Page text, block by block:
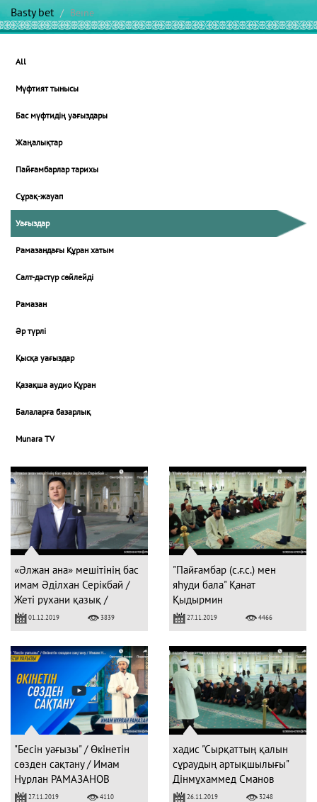
Basty bet Beıne
All
Мүфтият тынысы
Бас мүфтидің уағыздары
Жаңалықтар
Пайғамбарлар тарихы
Сұрақ-жауап
Уағыздар
Рамазандағы Құран хатым
Салт-дәстүр сөйлейді
Рамазан
Әр түрлі
Қысқа уағыздар
Қазақша аудио Құран
Балаларға базарлық
Munara TV
«Әлжан ана» мешітінің бас
имам Әділхан Серікбай /
Жеті рухани қазық /
"Сабырлық"
01.12.2019 3839
"Пайғамбар (с.ғ.с.) мен
яһуди бала" Қанат
Қыдырмин
27.11.2019 4466
"Бесін уағызы" / Өкінетін
сөзден сақтану / Имам
Нұрлан РАМАЗАНОВ
27.11.2019 4110
хадис "Сырқаттың қалын
сұраудың артықшылығы"
Дінмұхаммед Сманов
26.11.2019 3248